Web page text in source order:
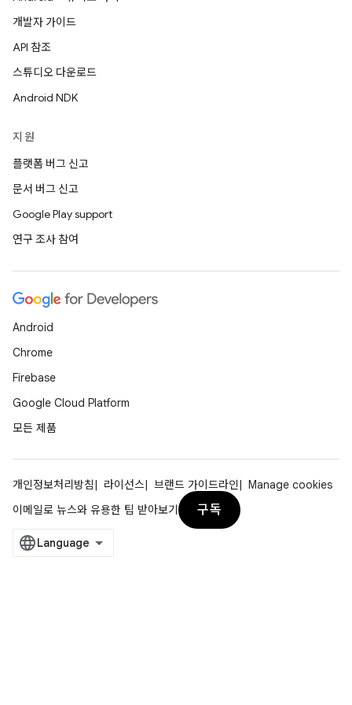
개발자 가이드
API 참조
스튜디오 다운로드
Android NDK
지원
플랫폼 버그 신고
문서 버그 신고
Google Play support
연구 조사 참여
Android
Chrome
Firebase
Google Cloud Platform
모든 제품
개인정보처리방침 라이선스 브랜드 가이드라인
Manage cookies
이메일로 뉴스와 유용한 팁 받아보기
구독